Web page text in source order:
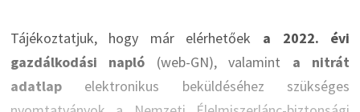
Tájékoztatjuk, hogy már elérhetőek a 2022. évi
gazdálkodási napló (web-GN), valamint a nitrát
adatlapelektronikus beküldéséhez szükséges